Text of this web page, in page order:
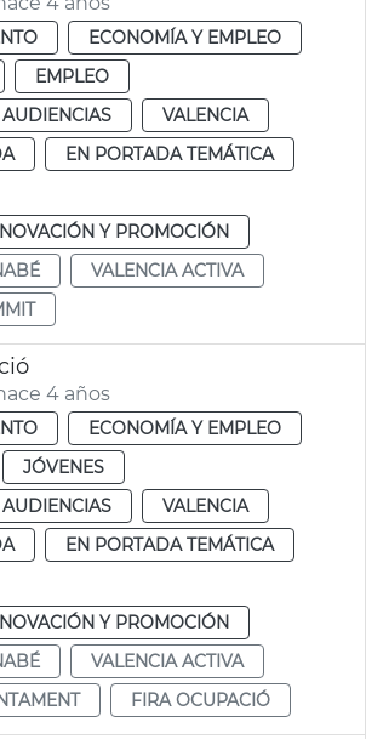
ECONOMÍA Y EMPLEO
EMPLEO
VALENCIA
EN PORTADA TEMÁTICA
Y PROMOCIÓN
VALENCIA ACTIVA
4 años
ECONOMÍA Y EMPLEO
JÓVENES
VALENCIA
EN PORTADA TEMÁTICA
Y PROMOCIÓN
VALENCIA ACTIVA
FIRA OCUPACIÓ